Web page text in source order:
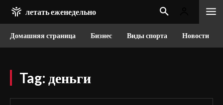
летать еженедельно
Домашняя страница Бизнес Виды спорта Новости
Tag: деньги